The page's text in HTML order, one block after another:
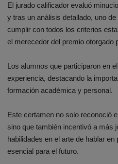
El jurado calificador evaluó
y tras un análisis detallado, uno
cumplir con todos los criterios
el merecedor del premio otorgado
Los alumnos que participaron en
experiencia, destacando la
formación académica y personal.
Este certamen no solo reconoció
sino que también incentivó a más
habilidades en el arte de hablar
esencial para el futuro.